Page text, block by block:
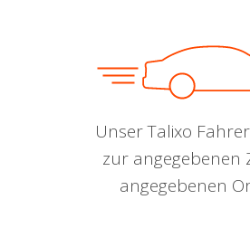
Unser Talixo
zur angegebenen
angegebenen